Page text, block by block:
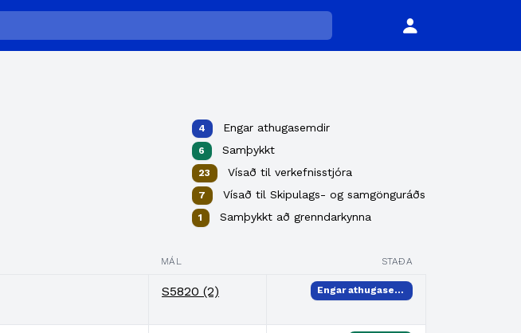
4 Engar athugasemdir
6 Samþykkt
23 Vísað til verkefnisstjóra
7 Vísað til Skipulags- og samgönguráðs
1 Samþykkt að grenndarkynna
MÁL STAÐA
S5820 (2) Engar athugasemdir